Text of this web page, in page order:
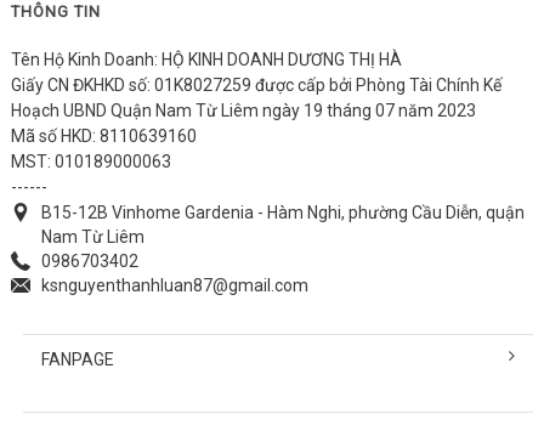
THÔNG TIN
Tên Hộ Kinh Doanh: HỘ KINH DOANH DƯƠNG THỊ HÀ
Giấy CN ĐKHKD số: 01K8027259 được cấp bởi Phòng Tài Chính Kế
Hoạch UBND Quận Nam Từ Liêm ngày 19 tháng 07 năm 2023
Mã số HKD: 8110639160
MST: 010189000063
------
B15-12B Vinhome Gardenia - Hàm Nghi, phường Cầu Diễn, quận
Nam Từ Liêm
0986703402
ksnguyenthanhluan87@gmail.com
FANPAGE